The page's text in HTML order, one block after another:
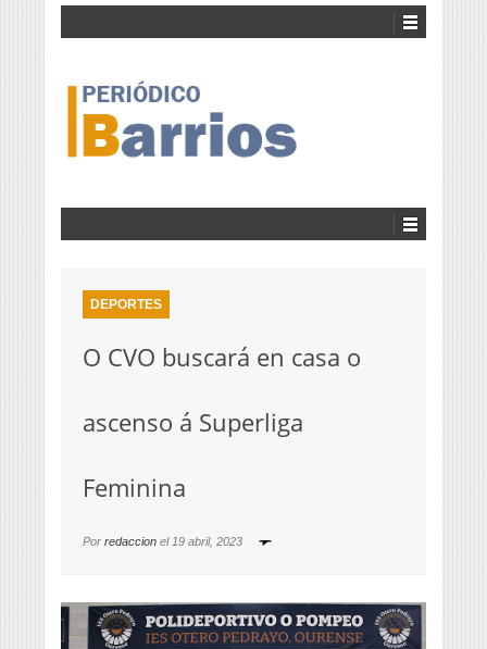
DEPORTES
O CVO buscará en casa o
ascenso á Superliga
Feminina
Por redaccion el 19 abril, 2023